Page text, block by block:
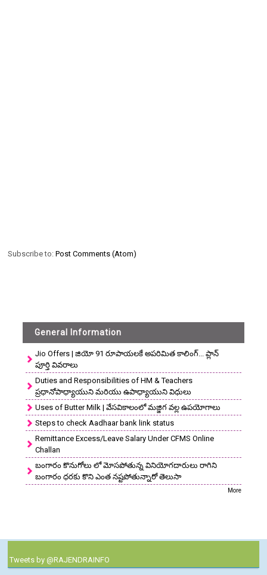
Subscribe to:Post Comments (Atom)
General Information
Jio Offers | జియో 91 రూపాయలకే అపరిమిత కాలింగ్... ప్లాన్
పూర్తి వివరాలు
Duties and Responsibilities of HM & Teachers
ప్రధానోపాధ్యాయుని మరియు ఉపాధ్యాయుని విధులు
Uses of Butter Milk | వేసవికాలంలో మజ్జిగ వల్ల ఉపయోగాలు
Steps to check Aadhaar bank link status
Remittance Excess/Leave Salary Under CFMS Online
Challan
బంగారం కొనుగోలు లో మోసపోతున్న వినియోగదారులు రాగిని
బంగారం ధరకు కొని ఎంత నష్టపోతున్నారో తెలుసా
More
Tweets by @RAJENDRAINFO